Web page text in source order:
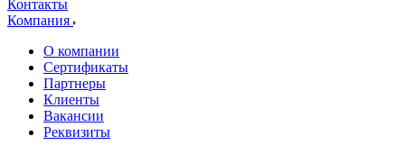
Контакты
Компания
О компании
Сертификаты
Партнеры
Клиенты
Вакансии
Реквизиты